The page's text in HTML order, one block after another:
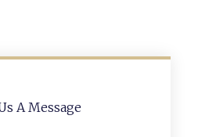
A Message